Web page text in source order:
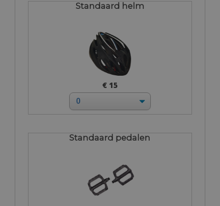
Standaard helm
€ 15
Standaard pedalen